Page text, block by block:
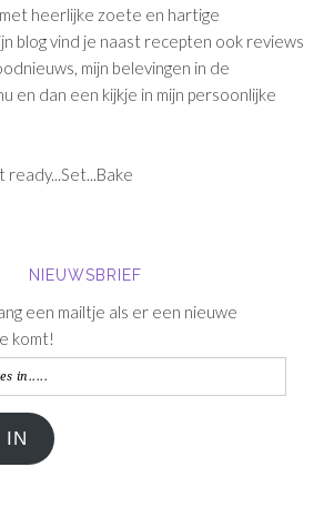
heerlijke zoete en hartige
blog vind je naast recepten ook reviews
mijn belevingen in de
en dan een kijkje in mijn persoonlijke
ready...Set...Bake
NIEUWSBRIEF
een mailtje als er een nieuwe
komt!
IN